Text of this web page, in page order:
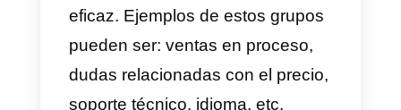
Laautomatizaciónes una
práctica muy poderosa. La
empresa puede hacer